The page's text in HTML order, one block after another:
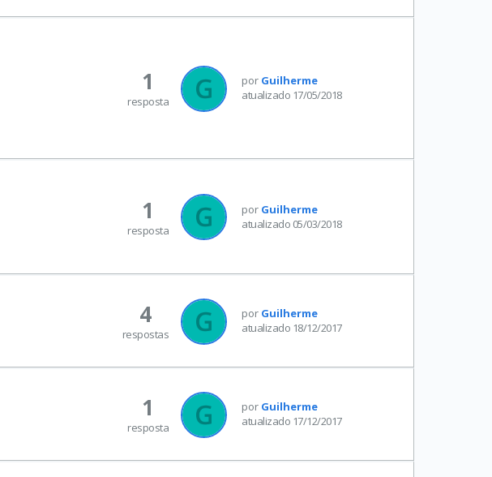
por Guilherme
atualizado 17/05/2018
1
resposta
por Guilherme
atualizado 05/03/2018
1
resposta
por Guilherme
atualizado 18/12/2017
4
respostas
por Guilherme
atualizado 17/12/2017
1
resposta